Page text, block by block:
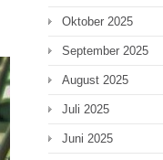
Oktober 2025
September 2025
August 2025
Juli 2025
Juni 2025